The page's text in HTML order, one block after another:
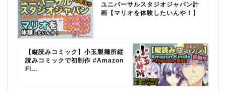
ユニバーサルスタジオジャパン計
画【マリオを体験したいんや！】
【縦読みコミック】小玉製麺所縦
読みコミックで初制作 #Amazon
Fl...